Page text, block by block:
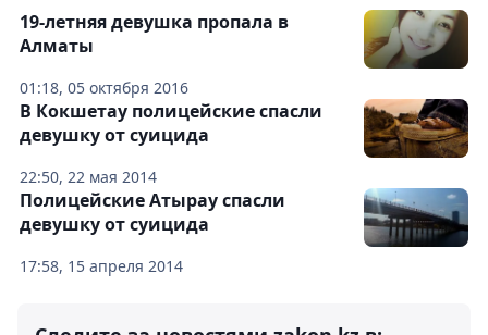
01:18, 05 октября 2016
19-летняя девушка пропала в
Алматы
22:50, 22 мая 2014
В Кокшетау полицейские спасли
девушку от суицида
17:58, 15 апреля 2014
Полицейские Атырау спасли
девушку от суицида